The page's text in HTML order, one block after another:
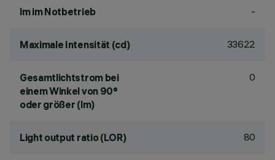
lm im Notbetrieb -
Maximale Intensität (cd) 33622
Gesamtlichtstrom bei
einem Winkel von 90°
oder größer (lm)
0
Light output ratio (LOR) 80